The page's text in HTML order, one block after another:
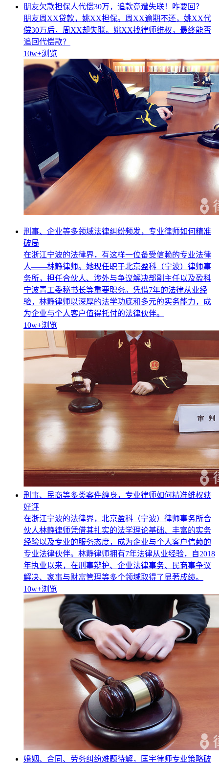
朋友欠款担保人代偿30万，追款竟遭失联！咋要回？
朋友周XX贷款，姚XX担保。周XX逾期不还，姚XX代
偿30万后，周XX却失联。姚XX找律师维权，最终能否
追回代偿款？
10w+浏览
刑事、企业等多领域法律纠纷频发，专业律师如何精准
破局
在浙江宁波的法律界，有这样一位备受信赖的专业法律
人——林静律师。她现任职于北京盈科（宁波）律师事
务所，担任合伙人、涉外与争议解决部副主任以及盈科
宁波青工委秘书长等重要职务。凭借7年的法律从业经
验，林静律师以深厚的法学功底和多元的实务能力，成
为企业与个人客户值得托付的法律伙伴。
10w+浏览
刑事、民商等多类案件缠身，专业律师如何精准维权获
好评
在浙江宁波的法律界，北京盈科（宁波）律师事务所合
伙人林静律师凭借其扎实的法学理论基础、丰富的实务
经验以及专业的服务态度，成为企业与个人客户信赖的
专业法律伙伴。林静律师拥有7年法律从业经验，自2018
年执业以来，在刑事辩护、企业法律事务、民商事争议
解决、家事与财富管理等多个领域取得了显著成绩。
10w+浏览
婚姻、合同、劳务纠纷难题待解，匡宇律师专业策略破